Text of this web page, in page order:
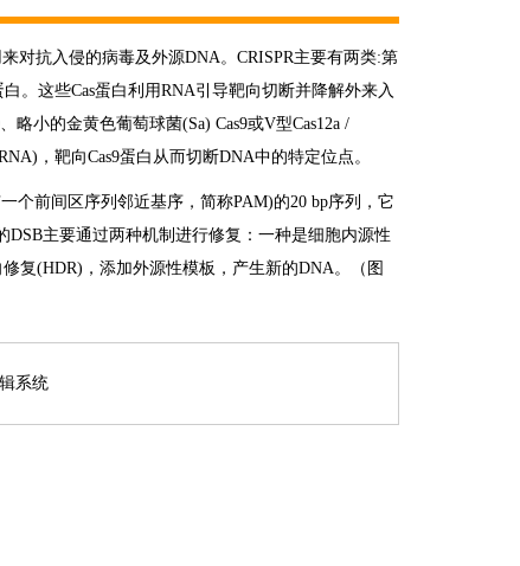
对抗入侵的病毒及外源DNA。CRISPR主要有两类:第
。这些Cas蛋白利用RNA引导靶向切断并降解外来入
小的金黄色葡萄球菌(Sa) Cas9或V型Cas12a /
，靶向Cas9蛋白从而切断DNA中的特定位点。
个前间区序列邻近基序，简称PAM)的20 bp序列，它
DSB主要通过两种机制进行修复：一种是细胞内源性
复(HDR)，添加外源性模板，产生新的DNA。（图